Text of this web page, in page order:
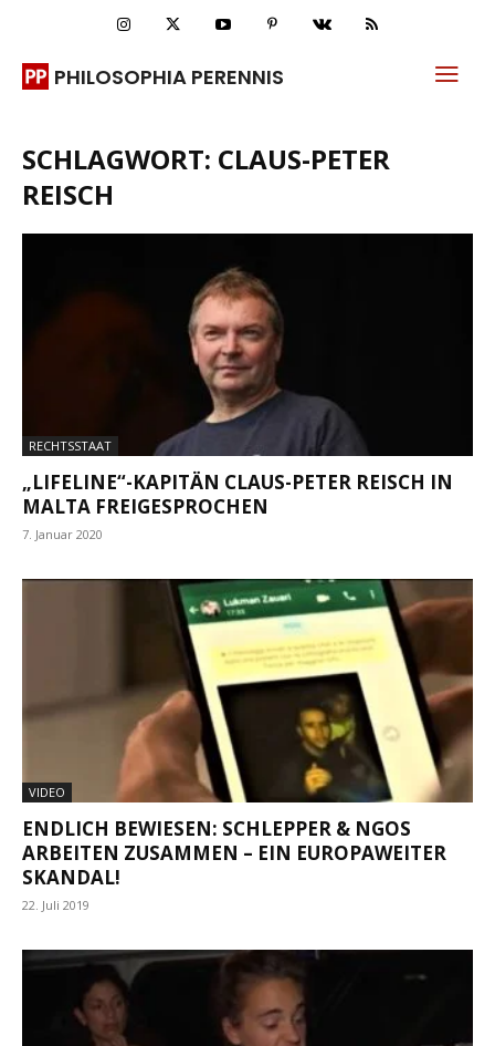
PHILOSOPHIA PERENNIS
SCHLAGWORT: CLAUS-PETER
REISCH
RECHTSSTAAT
„LIFELINE“-KAPITÄN CLAUS-PETER REISCH IN
MALTA FREIGESPROCHEN
7. Januar 2020
VIDEO
ENDLICH BEWIESEN: SCHLEPPER & NGOS
ARBEITEN ZUSAMMEN – EIN EUROPAWEITER
SKANDAL!
22. Juli 2019